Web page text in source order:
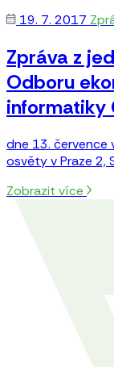
19. 7. 2017
Zpráva z
Odboru
informatiky
dne 13. července
osvěty v Praze 2,
Zobrazit více